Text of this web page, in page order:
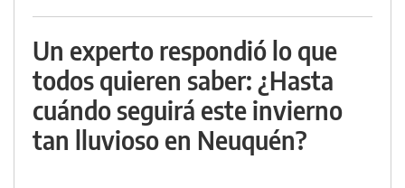
Un experto respondió lo que
todos quieren saber: ¿Hasta
cuándo seguirá este invierno
tan lluvioso en Neuquén?